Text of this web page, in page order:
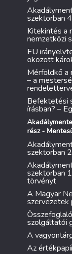
szektorban
Kitekintés a
nemzetközi
EU
okozott
Mérföldkő a
– a
Befektetési
írásban? –
rész -
szektorban
szektorban
törvényt
A Magyar
szervezetek
szolgáltatói
A
Az